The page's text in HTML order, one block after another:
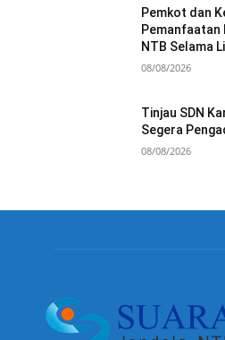
Pemkot dan
Pemanfaatan
NTB Selama
08/08/2026
Tinjau SDN
Segera
08/08/2026